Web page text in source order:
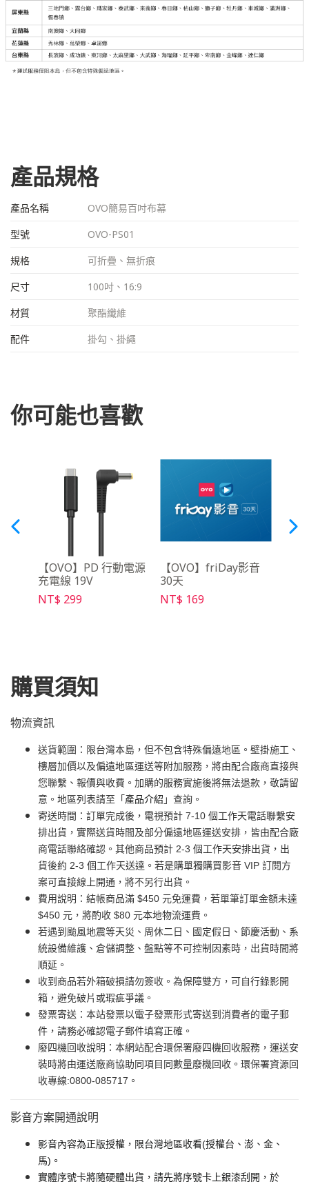
產品規格
產品名稱
OVO簡易百吋布幕
型號
OVO-PS01
規格
可折疊、無折痕
尺寸
100吋、16:9
材質
聚酯纖維
配件
掛勾、掛繩
你可能也喜歡
【OVO】PD 行動電源
充電線 19V
NT$ 299
【OVO】friDay影音
30天
NT$ 169
購買須知
物流資訊
送貨範圍：限台灣本島，但不包含特殊偏遠地區。壁掛施工、
樓層加價以及偏遠地區運送等附加服務，將由配合廠商直接與
您聯繫、報價與收費。加購的服務實施後將無法退款，敬請留
意。地區列表請至「 產品介紹 」查詢。
寄送時間：訂單完成後，電視預計 7-10 個工作天電話聯繫安
排出貨，實際送貨時間及部分偏遠地區運送安排，皆由配合廠
商電話聯絡確認。其他商品預計 2-3 個工作天安排出貨，出
貨後約 2-3 個工作天送達。若是購單獨購買影音 VIP 訂閱方
案可直接線上開通，將不另行出貨。
費用說明：結帳商品滿 $450 元免運費，若單筆訂單金額未達
$450 元，將酌收 $80 元本地物流運費。
若遇到颱風地震等天災、周休二日、國定假日、節慶活動、系
統設備維護、倉儲調整、盤點等不可控制因素時，出貨時間將
順延。
收到商品若外箱破損請勿簽收。為保障雙方，可自行錄影開
箱，避免破片或瑕疵爭議。
發票寄送：本站發票以電子發票形式寄送到消費者的電子郵
件，請務必確認電子郵件填寫正確。
廢四機回收說明：本網站配合環保署廢四機回收服務，運送安
裝時將由運送廠商協助同項目同數量廢機回收。環保署資源回
收專線:0800-085717。
影音方案開通說明
影音內容為正版授權，限台灣地區收看(授權台、澎、金、
馬)。
實體序號卡將隨硬體出貨，請先將序號卡上銀漆刮開，於